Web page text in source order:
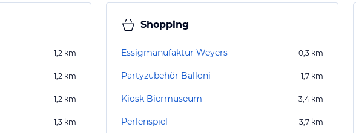
1,2 km
1,2 km
1,2 km
1,3 km
Shopping
Essigmanufaktur Weyers 0,3 km
Partyzubehör Balloni 1,7 km
Kiosk Biermuseum 3,4 km
Perlenspiel 3,7 km